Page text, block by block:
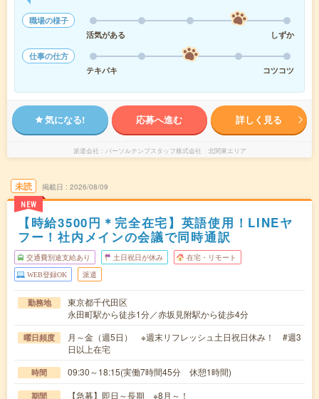
職場の様子
活気がある
しずか
仕事の仕方
テキパキ
コツコツ
気になる! 応募へ進む 詳しく見る
派遣会社 パーソルテンプスタッフ株式会社 北関東エリア
未読
NEW
掲載日 2026/08/09
【時給3500円＊完全在宅】英語使用！LINEヤ
フー！社内メインの会議で同時通訳
交通費別途支給あり 土日祝日が休み 在宅・リモート
WEB登録OK 派遣
勤務地
東京都千代田区
永田町駅から徒歩1分／赤坂見附駅から徒歩4分
曜日頻度
月～金（週5日） ※週末リフレッシュ土日祝日休み！ #週3
日以上在宅
時間 09:30～18:15(実働7時間45分 休憩1時間)
期間 【急募】即日～長期 ※8月～！